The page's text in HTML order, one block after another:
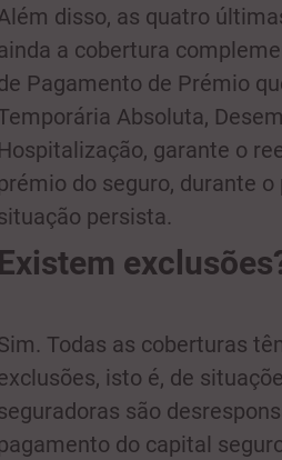
disso, as quatro
a cobertura
Pagamento de Prémio
Absoluta,
garante o
do seguro, durante
persista.
Todas as coberturas
isto é, de
são
do capital